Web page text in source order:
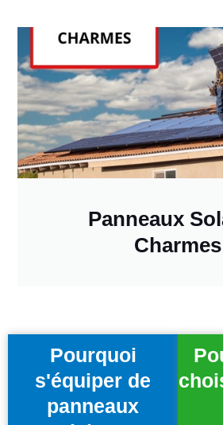
Panneaux
Charmes
Pourquoi
s'équiper de
panneaux